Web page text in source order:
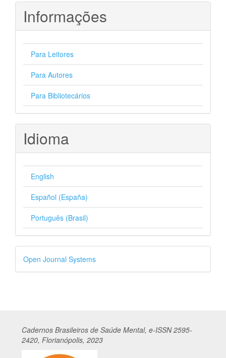
Informações
Para Leitores
Para Autores
Para Bibliotecários
Idioma
English
Español (España)
Português (Brasil)
Desenvolvido
por
Open Journal Systems
Cadernos Brasileiros de Saúde Mental, e-ISSN 2595-
2420, Florianópolis, 2023